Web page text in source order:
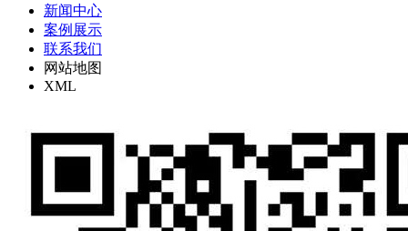
新闻中心
案例展示
联系我们
网站地图
XML